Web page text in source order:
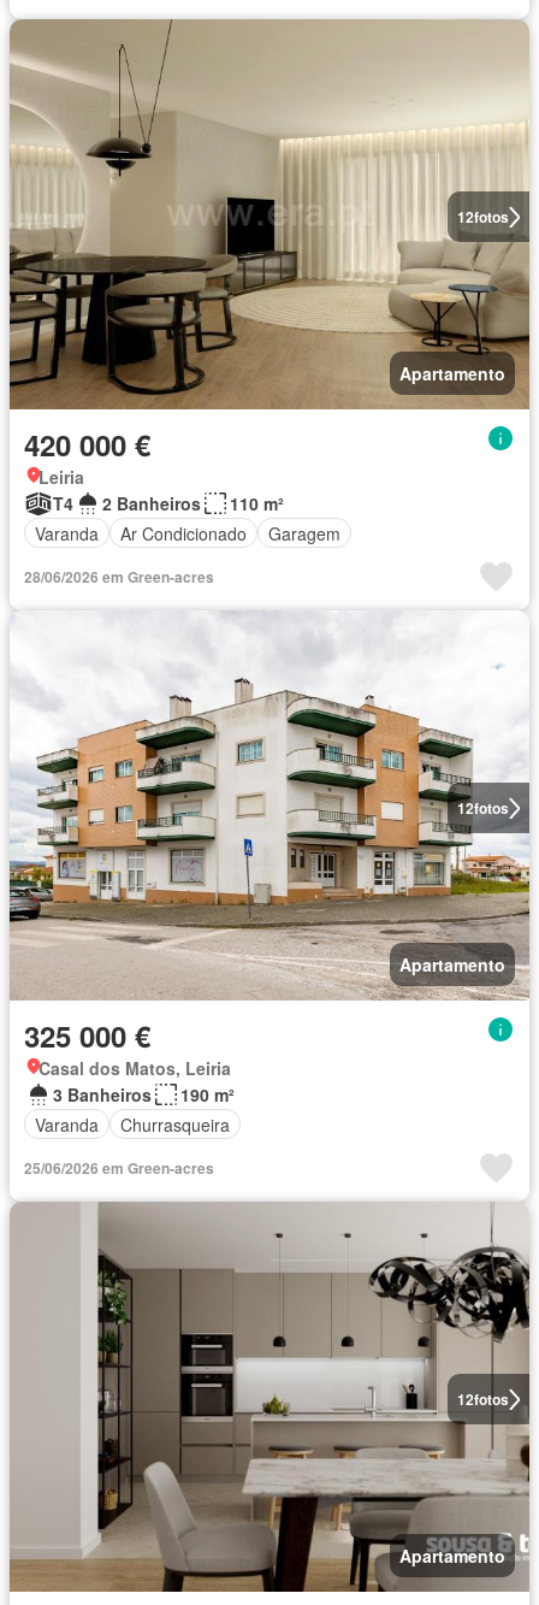
12fotos
Apartamento
420 000 €
Leiria
T4
2 Banheiros
110 m²
Varanda
Ar Condicionado Garagem
28/06/2026 em Green-acres
12fotos
Apartamento
325 000 €
Casal dos Matos, Leiria
3 Banheiros
190 m²
Varanda
Churrasqueira
25/06/2026 em Green-acres
12fotos
Apartamento